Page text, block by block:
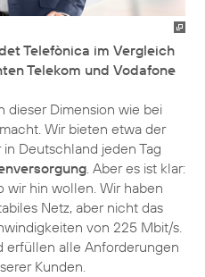
Telefònica im Vergleich
Telekom und Vodafone
dieser Dimension wie bei
Wir bieten etwa der
Deutschland jeden Tag
. Aber es ist klar:
wir hin wollen. Wir haben
Netz, aber nicht das
von 225 Mbit/s.
erfüllen alle Anforderungen
Kunden.